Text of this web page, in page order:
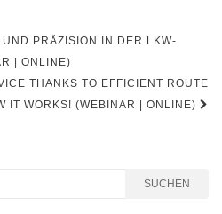
PRÄZISION IN DER LKW-
| ONLINE)
THANKS TO EFFICIENT ROUTE
IT WORKS! (WEBINAR | ONLINE)
SUCHEN